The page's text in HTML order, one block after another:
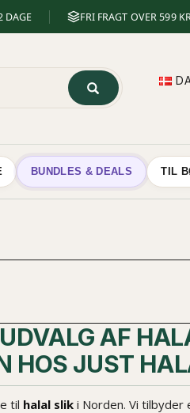
DAGE FRI FRAGT OVER 599
BUNDLES & DEALS TIL
AF
HOS JUST
til halal sliki Norden. Vi tilbyder